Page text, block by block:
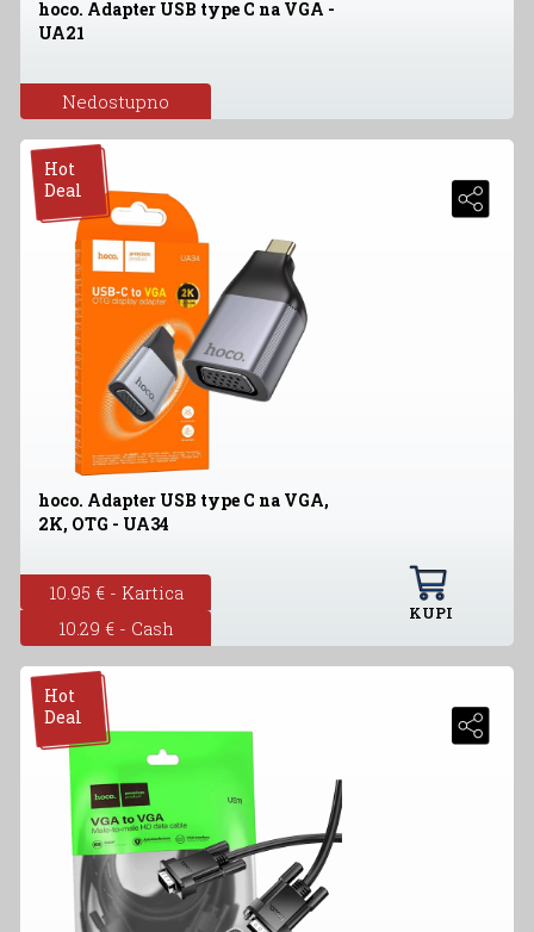
hoco. Adapter USB type C na VGA -
UA21
Nedostupno
Hot
Deal
hoco. Adapter USB type C na VGA,
2K, OTG - UA34
10.95 € - Kartica
10.29 € - Cash
KUPI
Hot
Deal